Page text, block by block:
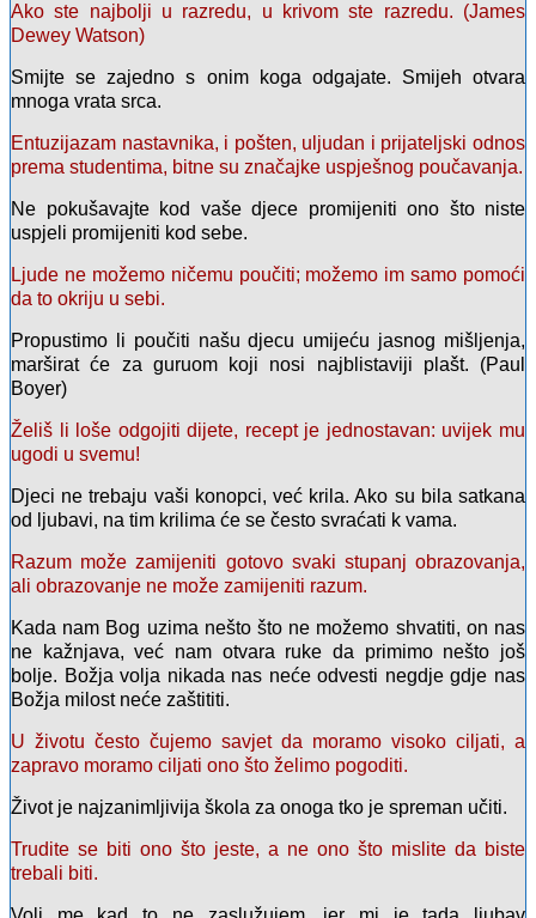
Ako ste najbolji u razredu, u krivom ste razredu. (James
Dewey Watson)
Smijte se zajedno s onim koga odgajate. Smijeh otvara
mnoga vrata srca.
Entuzijazam nastavnika, i pošten, uljudan i prijateljski odnos
prema studentima, bitne su značajke uspješnog poučavanja.
Ne pokušavajte kod vaše djece promijeniti ono što niste
uspjeli promijeniti kod sebe.
Ljude ne možemo ničemu poučiti; možemo im samo pomoći
da to okriju u sebi.
Propustimo li poučiti našu djecu umijeću jasnog mišljenja,
marširat će za guruom koji nosi najblistaviji plašt. (Paul
Boyer)
Želiš li loše odgojiti dijete, recept je jednostavan: uvijek mu
ugodi u svemu!
Djeci ne trebaju vaši konopci, već krila. Ako su bila satkana
od ljubavi, na tim krilima će se često svraćati k vama.
Razum može zamijeniti gotovo svaki stupanj obrazovanja,
ali obrazovanje ne može zamijeniti razum.
Kada nam Bog uzima nešto što ne možemo shvatiti, on nas
ne kažnjava, već nam otvara ruke da primimo nešto još
bolje. Božja volja nikada nas neće odvesti negdje gdje nas
Božja milost neće zaštititi.
U životu često čujemo savjet da moramo visoko ciljati, a
zapravo moramo ciljati ono što želimo pogoditi.
Život je najzanimljivija škola za onoga tko je spreman učiti.
Trudite se biti ono što jeste, a ne ono što mislite da biste
trebali biti.